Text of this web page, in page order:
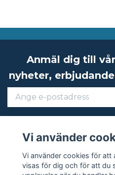
Anmäl dig till
nyheter,
Om Ketonic
Kundservice
Vi använder
Vi använder cookies för att
visas för dig och för att du